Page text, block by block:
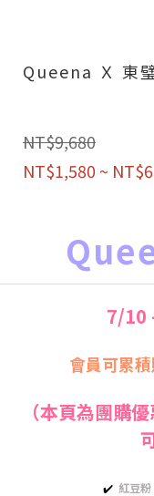
Queena Ｘ 東
NT$9,680
NT$1,580 ~
7/10
會員可累
（本頁為團購
✔️ 紅豆粉